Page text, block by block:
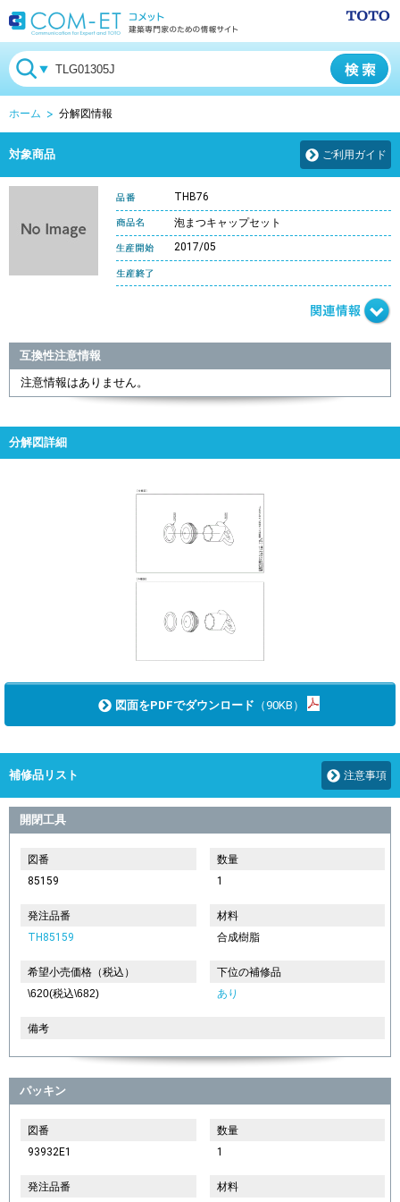
ホーム 分解図情報
対象商品 ご利用ガイド
THB76
泡まつキャップセット
2017/05
互換性注意情報
注意情報はありません。
分解図詳細
図面をPDFでダウンロード （90KB）
補修品リスト 注意事項
開閉工具
図番
85159
数量
1
発注品番
TH85159
材料
合成樹脂
希望小売価格（税込）
\620(税込\682)
下位の補修品
あり
備考
パッキン
図番
93932E1
数量
1
発注品番
材料